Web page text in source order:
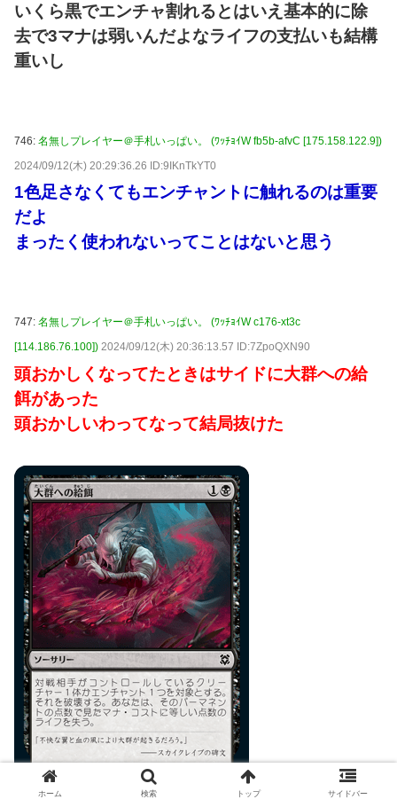
いくら黒でエンチャ割れるとはいえ基本的に除
去で3マナは弱いんだよなライフの支払いも結構
重いし
746: 名無しプレイヤー＠手札いっぱい。 (ﾜｯﾁｮｲW fb5b-afvC [175.158.122.9])
2024/09/12(木) 20:29:36.26 ID:9IKnTkYT0
1色足さなくてもエンチャントに触れるのは重要
だよ
まったく使われないってことはないと思う
747: 名無しプレイヤー＠手札いっぱい。 (ﾜｯﾁｮｲW c176-xt3c
[114.186.76.100]) 2024/09/12(木) 20:36:13.57 ID:7ZpoQXN90
頭おかしくなってたときはサイドに大群への給
餌があった
頭おかしいわってなって結局抜けた
ホーム 検索 トップ サイドバー